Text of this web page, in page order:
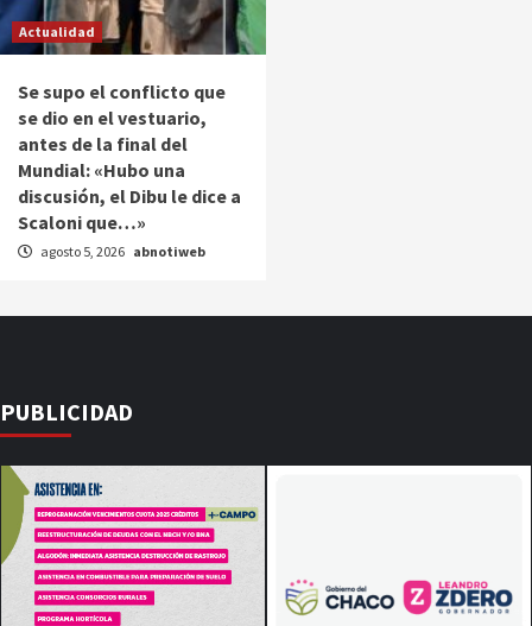
Actualidad
Se supo el conflicto que
se dio en el vestuario,
antes de la final del
Mundial: «Hubo una
discusión, el Dibu le dice a
Scaloni que…»
agosto 5, 2026 abnotiweb
PUBLICIDAD